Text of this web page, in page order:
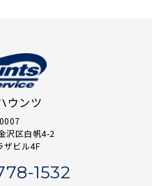
ウンツ
沢区白帆4-2
ザビル4F
1532